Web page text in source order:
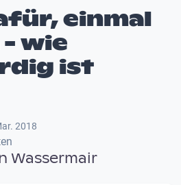
einmal
wie
ist
2018
Wassermair